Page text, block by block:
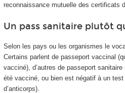
reconnaissance mutuelle des certificats
Un pass sanitaire plutôt
Selon les pays ou les organismes le
Certains parlent de passeport vaccinal
vacciné), d’autres de passeport
été vacciné, ou bien est négatif à un
d’anticorps).